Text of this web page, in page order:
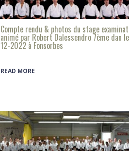
Compte rendu & photos du stage
animé par Robert Dalessendro 7ème dan
12-2022 à Fonsorbes
READ MORE